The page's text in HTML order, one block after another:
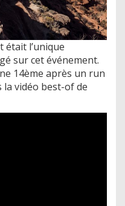
était l’unique
sur cet événement.
14ème après un run
la vidéo best-of de